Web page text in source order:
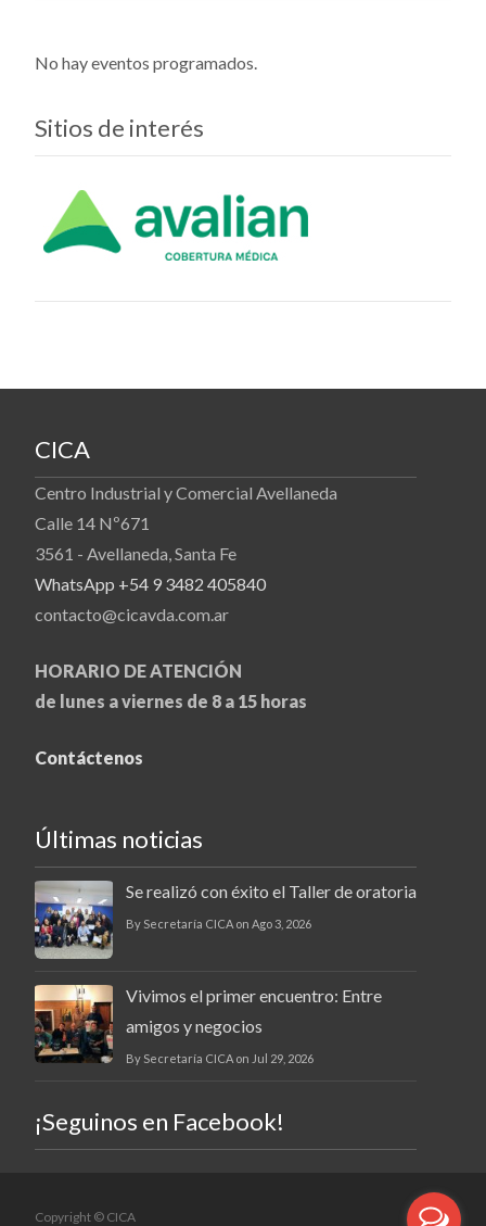
No hay eventos programados.
Sitios de interés
CICA
Centro Industrial y Comercial Avellaneda
Calle 14 Nº671
3561 - Avellaneda, Santa Fe
WhatsApp +54 9 3482 405840
contacto@cicavda.com.ar
HORARIO DE ATENCIÓN
de lunes a viernes de 8 a 15 horas
Contáctenos
Últimas noticias
Se realizó con éxito el Taller de oratoria
By Secretaría CICA on Ago 3, 2026
Vivimos el primer encuentro: Entre
amigos y negocios
By Secretaría CICA on Jul 29, 2026
¡Seguinos en Facebook!
Copyright © CICA